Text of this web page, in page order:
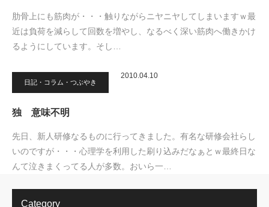
肋骨上にも筋肉が・・・触りながらニヤニヤしてしまいますｗ最
近は負荷を減らして回数を増やし、なるべく深い筋肉へ働きかけ
るようにしています。そし…
日記・コラム・つぶやき
2010.04.10
独 意味不明
先日、新人研修なるものに行ってきました。有名な研修会社らし
いのですが・・・心理学を利用した刷り込みだなぁとｗ最終日な
んて泣きまくってる人が多数。おいら一…
Category